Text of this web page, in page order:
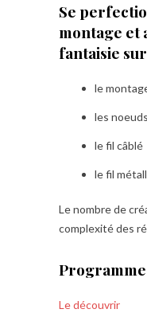
Se
montage et
fantaisie
le
les noeuds
le fil câblé
le fil
Le nombre de
complexité des
Le découvrir